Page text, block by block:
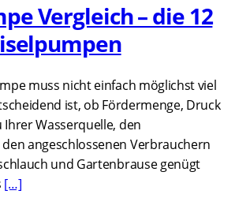
Vergleich – die 12
muss nicht einfach möglichst viel
ist, ob Fördermenge, Druck
Wasserquelle, den
angeschlossenen Verbrauchern
und Gartenbrause genügt
[…]